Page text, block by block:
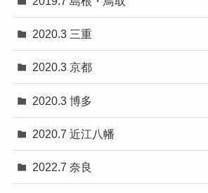
2020.3 三重
2020.3 京都
2020.3 博多
2020.7 近江八幡
2022.7 奈良